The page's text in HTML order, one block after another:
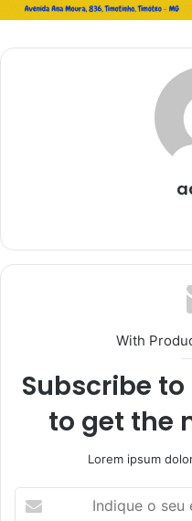
With
Subscribe
to get the
Lorem ipsum